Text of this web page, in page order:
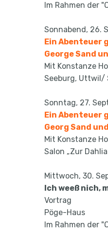
Im Rahmen der
Sonnabend, 26.
Ein Abenteuer
George Sand
Mit Konstanze
Seeburg, Uttwil/
Sonntag, 27.
Ein Abenteuer
Georg Sand
Mit Konstanze
Salon „Zur
Mittwoch, 30.
Ich weeß nich,
Vortrag
Pöge-Haus
Im Rahmen der